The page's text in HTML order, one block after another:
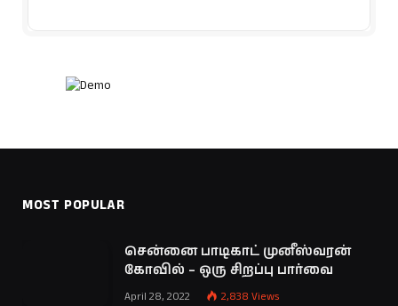
MOST POPULAR
சென்னை பாடிகாட் முனீஸ்வரன்
கோவில் – ஒரு சிறப்பு பார்வை
April 28, 2022 2,838 Views